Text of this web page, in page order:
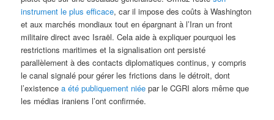
instrument le plus efficace, car il impose des coûts à Washington
et aux marchés mondiaux tout en épargnant à l’Iran un front
militaire direct avec Israël. Cela aide à expliquer pourquoi les
restrictions maritimes et la signalisation ont persisté
parallèlement à des contacts diplomatiques continus, y compris
le canal signalé pour gérer les frictions dans le détroit, dont
l’existencea été publiquement niée par le CGRI alors même que
les médias iraniens l’ont confirmée.